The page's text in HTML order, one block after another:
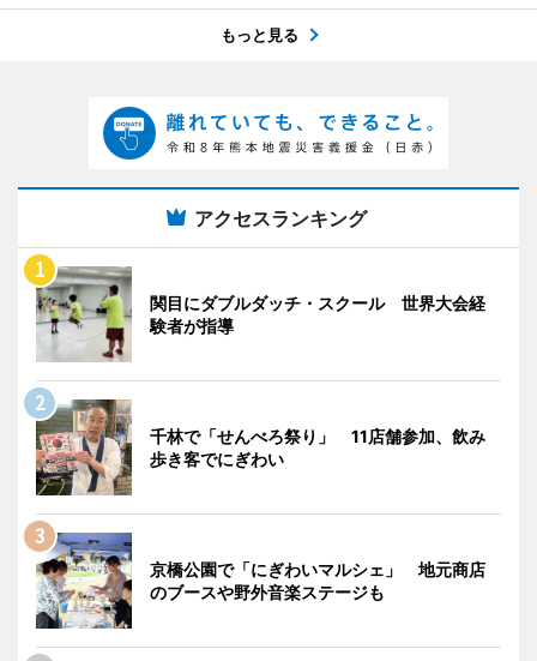
もっと見る
アクセスランキング
関目にダブルダッチ・スクール 世界大会経
験者が指導
千林で「せんべろ祭り」 11店舗参加、飲み
歩き客でにぎわい
京橋公園で「にぎわいマルシェ」 地元商店
のブースや野外音楽ステージも